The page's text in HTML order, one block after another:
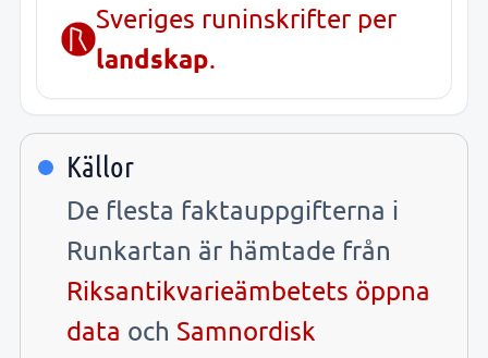
Sveriges runinskrifter per
landskap.
Källor
De flesta faktauppgifterna i
Runkartan är hämtade från
Riksantikvarieämbetets öppna
data och Samnordisk